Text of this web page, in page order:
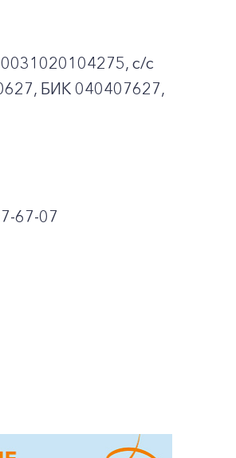
с/с
БИК 040407627,
67-07